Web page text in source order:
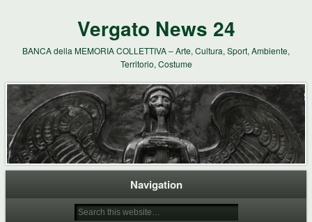
Vergato News 24
BANCA della MEMORIA COLLETTIVA – Arte, Cultura, Sport, Ambiente,
Territorio, Costume
Navigation